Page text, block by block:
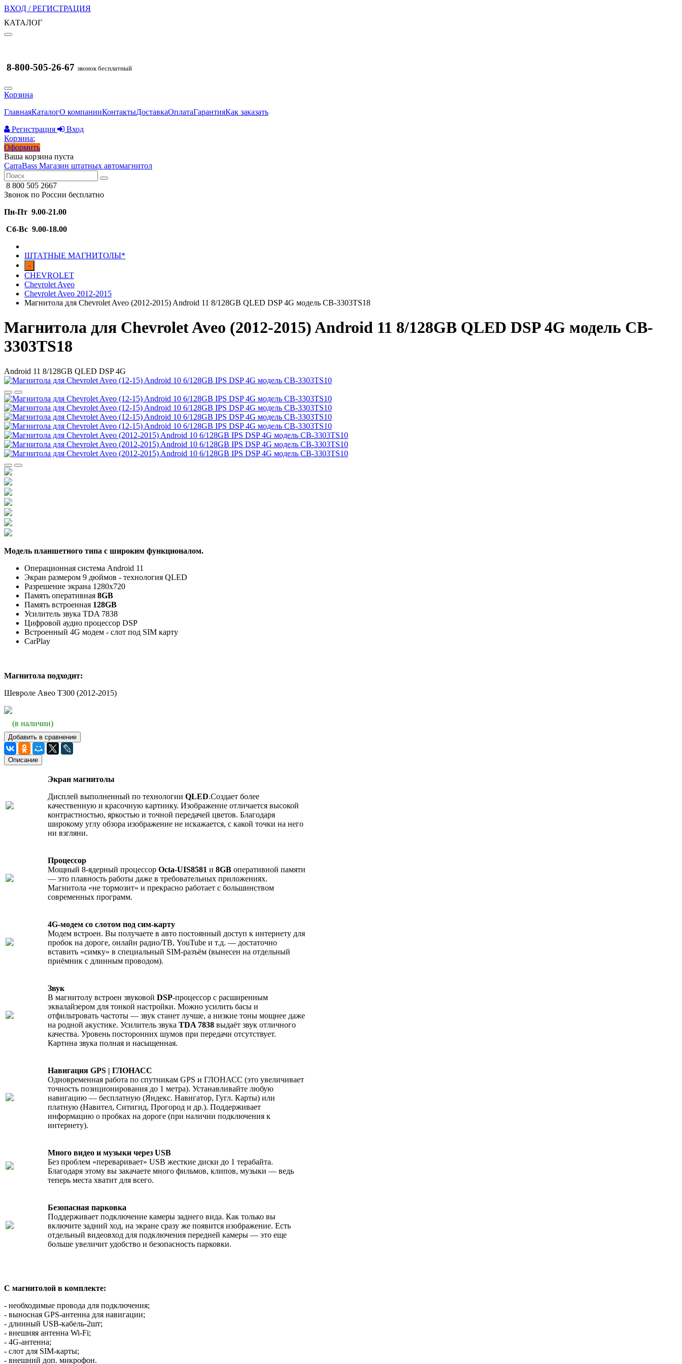
ВХОД / РЕГИСТРАЦИЯ
КАТАЛОГ
8-800-505-26-67 звонок бесплатный
Корзина
ГлавнаяКаталогО компанииКонтактыДоставкаОплатаГарантияКак заказать
Регистрация
Вход
Корзина:
Оформить
Ваша корзина пуста
CarraBass Магазин штатных автомагнитол
8 800 505 2667
Звонок по России бесплатно
Пн-Пт 9.00-21.00
Сб-Вс 9.00-18.00
ШТАТНЫЕ МАГНИТОЛЫ*
-
CHEVROLET
Chevrolet Aveo
Chevrolet Aveo 2012-2015
Магнитола для Chevrolet Aveo (2012-2015) Android 11 8/128GB QLED DSP 4G модель CB-3303TS18
Магнитола для Chevrolet Aveo (2012-2015) Android 11 8/128GB QLED DSP 4G модель CB-
3303TS18
Android 11 8/128GB QLED DSP 4G
Модель планшетного типа с широким функционалом.
Операционная система Android 11
Экран размером 9 дюймов - технология QLED
Разрешение экрана 1280х720
Память оперативная 8GB
Память встроенная 128GB
Усилитель звука TDA 7838
Цифровой аудио процессор DSP
Встроенный 4G модем - слот под SIM карту
CarPlay
Магнитола подходит:
Шевроле Авео Т300 (2012-2015)
(в наличии)
Добавить в сравнение
Описание
Экран магнитолы
Дисплей выполненный по технологии QLED.Создает более
качественную и красочную картинку. Изображение отличается высокой
контрастностью, яркостью и точной передачей цветов. Благодаря
широкому углу обзора изображение не искажается, с какой точки на него
ни взгляни.
Процессор
Мощный 8-ядерный процессор Octa-UIS8581 и 8GB оперативной памяти
— это плавность работы даже в требовательных приложениях.
Магнитола «не тормозит» и прекрасно работает с большинством
современных программ.
4G-модем со слотом под сим-карту
Модем встроен. Вы получаете в авто постоянный доступ к интернету для
пробок на дороге, онлайн радио/ТВ, YouTube и т.д. — достаточно
вставить «симку» в специальный SIM-разъём (вынесен на отдельный
приёмник с длинным проводом).
Звук
В магнитолу встроен звуковой DSP-процессор с расширенным
эквалайзером для тонкой настройки. Можно усилить басы и
отфильтровать частоты — звук станет лучше, а низкие тоны мощнее даже
на родной акустике. Усилитель звука TDA 7838 выдаёт звук отличного
качества. Уровень посторонних шумов при передачи отсутствует.
Картина звука полная и насыщенная.
Навигация GPS | ГЛОНАСС
Одновременная работа по спутникам GPS и ГЛОНАСС (это увеличивает
точность позиционирования до 1 метра). Устанавливайте любую
навигацию — бесплатную (Яндекс. Навигатор, Гугл. Карты) или
платную (Навител, Ситигид, Прогород и др.). Поддерживает
информацию о пробках на дороге (при наличии подключения к
интернету).
Много видео и музыки через USB
Без проблем «переваривает» USB жесткие диски до 1 терабайта.
Благодаря этому вы закачаете много фильмов, клипов, музыки — ведь
теперь места хватит для всего.
Безопасная парковка
Поддерживает подключение камеры заднего вида. Как только вы
включите задний ход, на экране сразу же появится изображение. Есть
отдельный видеовход для подключения передней камеры — это еще
больше увеличит удобство и безопасность парковки.
С магнитолой в комплекте:
- необходимые провода для подключения;
- выносная GPS-антенна для навигации;
- длинный USB-кабель-2шт;
- внешняя антенна Wi-Fi;
- 4G-антенна;
- слот для SIM-карты;
- внешний доп. микрофон.